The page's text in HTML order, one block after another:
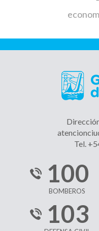
Tel.
100
BOMBEROS
103